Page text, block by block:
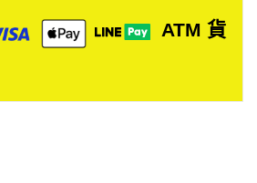
ATM 貨